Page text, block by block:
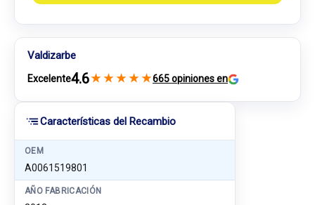
Características del Recambio
OEM
A0061519801
AÑO FABRICACIÓN
Valdizarbe
Excelente4.6★ ★ ★ ★ ★665 opiniones en